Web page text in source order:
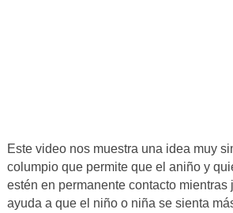
Este video nos muestra una idea muy
columpio que permite que el aniño y
estén en permanente contacto mientras
ayuda a que el niño o niña se sienta